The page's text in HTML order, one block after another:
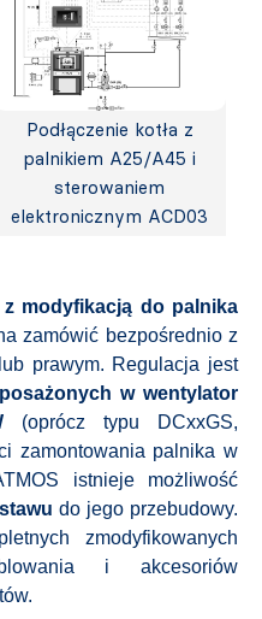
Podłączenie kotła z
palnikiem A25/A45 i
sterowaniem
elektronicznym ACD03
z modyfikacją do palnika
zamówić bezpośrednio z
prawym. Regulacja jest
w wentylator
(oprócz typu DCxxGS,
zamontowania palnika w
istnieje możliwość
do jego przebudowy.
zmodyfikowanych
i akcesoriów